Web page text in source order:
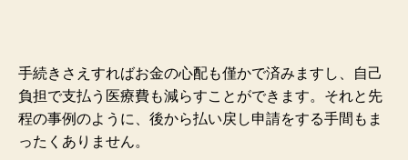
手続きさえすればお金の心配も僅かで済みますし、自己
負担で支払う医療費も減らすことができます。それと先
程の事例のように、後から払い戻し申請をする手間もま
ったくありません。